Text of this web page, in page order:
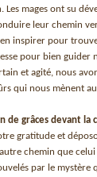
mages ont su
leur chemin
inspirer pour
pour bien guider
et agité, nous
qui nous mènent
de grâces devant la
gratitude et
chemin que celui
par le mystère